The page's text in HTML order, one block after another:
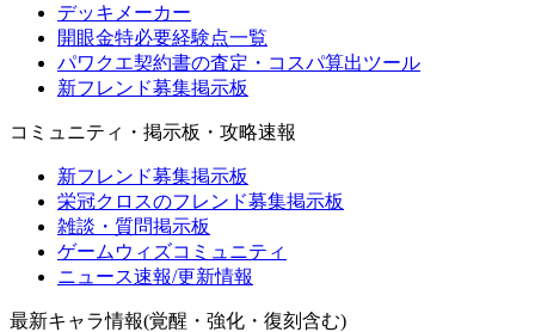
デッキメーカー
開眼金特必要経験点一覧
パワクエ契約書の査定・コスパ算出ツール
新フレンド募集掲示板
コミュニティ・掲示板・攻略速報
新フレンド募集掲示板
栄冠クロスのフレンド募集掲示板
雑談・質問掲示板
ゲームウィズコミュニティ
ニュース速報/更新情報
最新キャラ情報(覚醒・強化・復刻含む)